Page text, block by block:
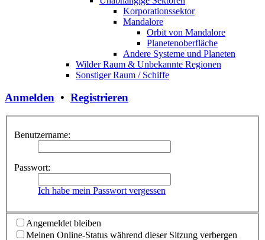
Korporationssektor
Mandalore
Orbit von Mandalore
Planetenoberfläche
Andere Systeme und Planeten
Wilder Raum & Unbekannte Regionen
Sonstiger Raum / Schiffe
Anmelden • Registrieren
Benutzername:
Passwort:
Ich habe mein Passwort vergessen
Angemeldet bleiben
Meinen Online-Status während dieser Sitzung verbergen